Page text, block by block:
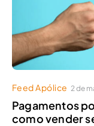
Feed Apólice 2 de
Pagamentos
como vender